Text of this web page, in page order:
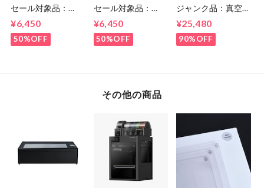
セール対象品：
ト PETG 透明
¥6,450
50%OFF
セール対象品：
ト HIPS 白
¥6,450
50%OFF
ジャンク品：真空成
¥25,480
90%OFF
その他の商品